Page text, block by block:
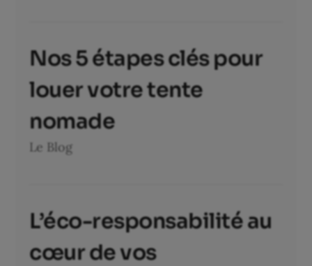
Nos 5 étapes clés pour
louer votre tente
nomade
Le Blog
L’éco-responsabilité au
cœur de vos